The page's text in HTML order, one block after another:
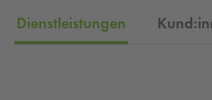
Dienstleistungen